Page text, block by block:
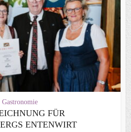
Gastronomie
FÜR
ENTENWIRT